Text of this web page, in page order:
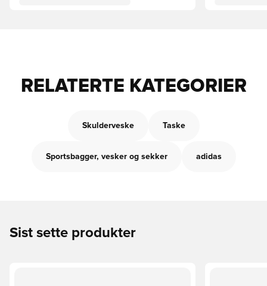
RELATERTE KATEGORIER
Skulderveske Taske
Sportsbagger, vesker og sekker adidas
Sist sette produkter